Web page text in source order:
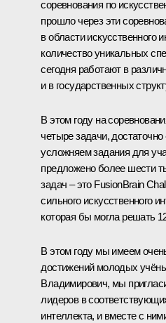
соревнования по
прошло через эти
в области
количество уникальных
сегодня работают в
и в государственных
В этом году на
четыре задачи,
усложняем задания для
предложено более шести
задач – это FusionBrain
сильного искусственного
которая бы могла решать
В этом году мы имеем
достижений молодых
Владимирович, мы
лидеров в
интеллекта, и вместе с